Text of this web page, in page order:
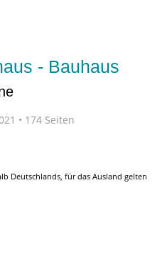
- Bauhaus
• 174 Seiten
Deutschlands, für das Ausland gelten